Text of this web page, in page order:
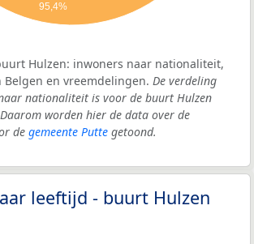
95,4%
Hulzen: inwoners naar nationaliteit,
en vreemdelingen. De verdeling
nationaliteit is voor de buurt Hulzen
worden hier de data over de
de gemeente Putte getoond.
leeftijd - buurt Hulzen